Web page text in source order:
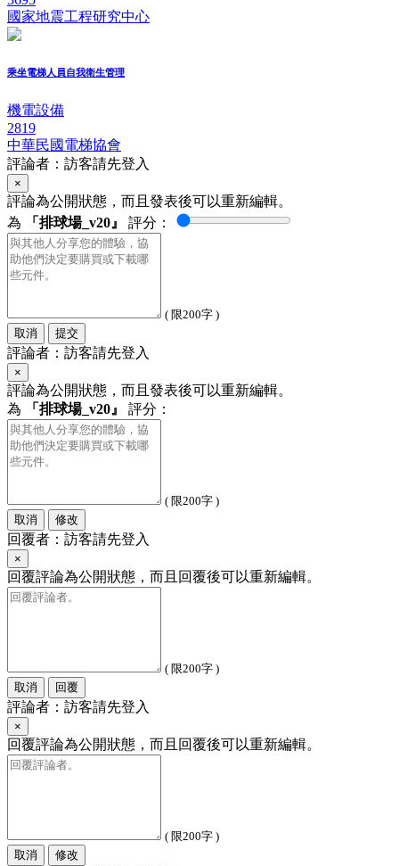
國家地震工程研究中心
乘坐電梯人員自我衛生管理
機電設備
2819
中華民國電梯協會
評論者：訪客請先登入
×
評論為公開狀態，而且發表後可以重新編輯。
為
「排球場_v20』 評分：
( 限200字 )
取消
提交
評論者：訪客請先登入
×
評論為公開狀態，而且發表後可以重新編輯。
為
「排球場_v20』 評分：
( 限200字 )
取消
修改
回覆者：訪客請先登入
×
回覆評論為公開狀態，而且回覆後可以重新編輯。
( 限200字 )
取消
回覆
評論者：訪客請先登入
×
回覆評論為公開狀態，而且回覆後可以重新編輯。
( 限200字 )
取消
修改